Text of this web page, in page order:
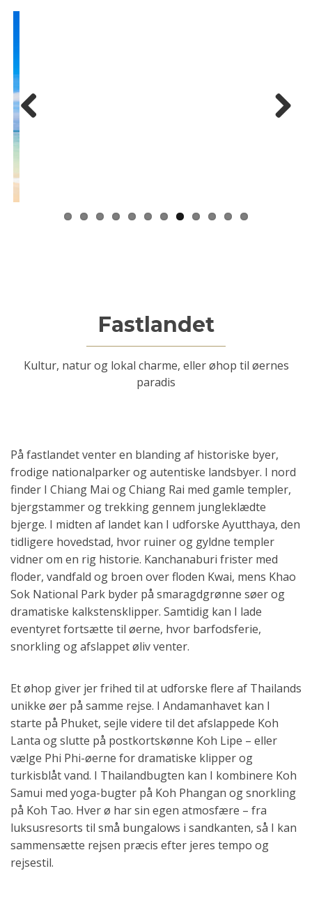
Previous Next
finder I Chiang Mai og Chiang Rai med gamle templer,
bjergstammer og trekking gennem jungleklædte
bjerge. I midten af landet kan I udforske Ayutthaya, den
tidligere hovedstad, hvor ruiner og gyldne templer
vidner om en rig historie. Kanchanaburi frister med
floder, vandfald og broen over floden Kwai, mens Khao
Sok National Park byder på smaragdgrønne søer og
dramatiske kalkstensklipper. Samtidig kan I lade
eventyret fortsætte til øerne, hvor barfodsferie,
snorkling og afslappet øliv venter.
starte på Phuket, sejle videre til det afslappede Koh
Lanta og slutte på postkortskønne Koh Lipe – eller
vælge Phi Phi-øerne for dramatiske klipper og
turkisblåt vand. I Thailandbugten kan I kombinere Koh
Samui med yoga-bugter på Koh Phangan og snorkling
på Koh Tao. Hver ø har sin egen atmosfære – fra
luksusresorts til små bungalows i sandkanten, så I kan
sammensætte rejsen præcis efter jeres tempo og
rejsestil.